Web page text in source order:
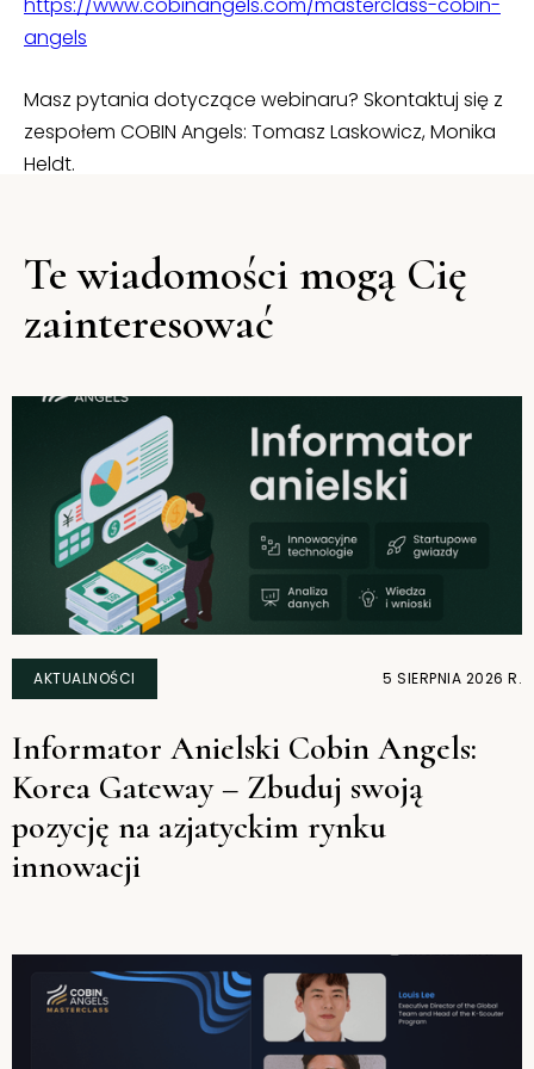
https://www.cobinangels.com/masterclass-cobin-
angels
Masz pytania dotyczące webinaru? Skontaktuj się z
zespołem COBIN Angels: Tomasz Laskowicz, Monika
Heldt.
AKTUALNOŚCI 5 SIERPNIA 2026 R.
Informator Anielski Cobin Angels:
Korea Gateway – Zbuduj swoją
pozycję na azjatyckim rynku
innowacji
Te wiadomości mogą Cię
zainteresować